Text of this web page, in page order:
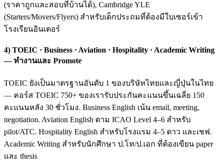
(ราคาถูกและสอบที่บ้านได้), Cambridge YLE
(Starters/Movers/Flyers) สำหรับเด็กประถมที่ต้องมีใบเซอร์เข้า
โรงเรียนอินเตอร์
4) TOEIC · Business · Aviation · Hospitality · Academic Writing
— ทำงานและ Promote
TOEIC ยังเป็นมาตรฐานอันดับ 1 ของบริษัทไทยและญี่ปุ่นในไทย
— คอร์ส TOEIC 750+ ของเรารับประกันคะแนนขึ้นเฉลี่ย 150
คะแนนหลัง 30 ชั่วโมง. Business English เน้น email, meeting,
negotiation. Aviation English ตาม ICAO Level 4–6 สำหรับ
pilot/ATC. Hospitality English สำหรับโรงแรม 4–5 ดาว และเชฟ.
Academic Writing สำหรับนักศึกษา ป.โท/ป.เอก ที่ต้องเขียน paper
และ thesis